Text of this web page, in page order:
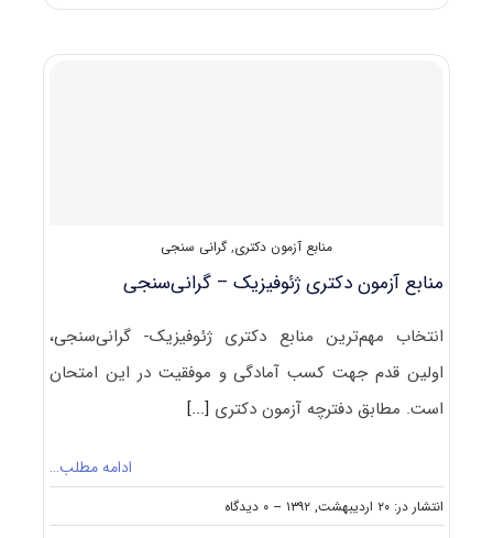
نانوشیمی
منابع آزمون دکتری, گرانی سنجی
منابع آزمون دکتری ژئوفیزیک – گرانی‌سنجی
انتخاب مهم‌ترین منابع دکتری ژئوفیزیک- گرانی‌سنجی،
اولین قدم جهت کسب آمادگی و موفقیت در این امتحان
است. مطابق دفترچه آزمون دکتری [...]
ادامه مطلب…
انتشار در: ۲۰ اردیبهشت, ۱۳۹۲ -- ۰ دیدگاه
on
منابع